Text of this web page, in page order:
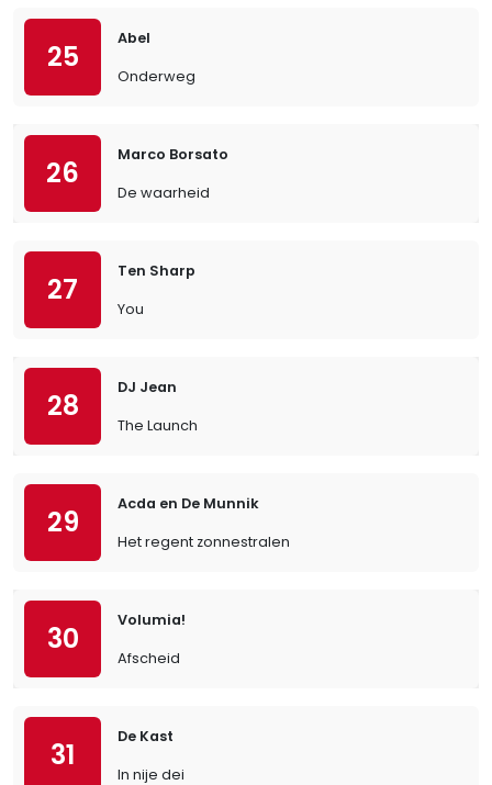
25
Abel
Onderweg
26
Marco Borsato
De waarheid
27
Ten Sharp
You
28
DJ Jean
The Launch
29
Acda en De Munnik
Het regent zonnestralen
30
Volumia!
Afscheid
31
De Kast
In nije dei